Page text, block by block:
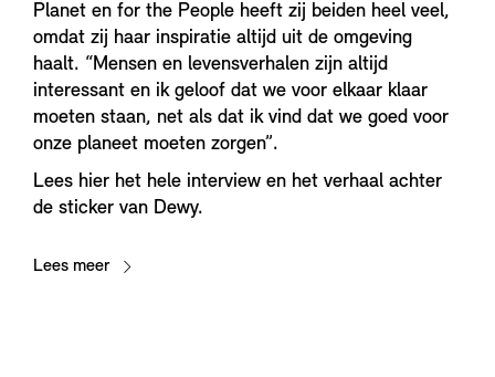
Planet en for the People heeft zij beiden heel veel,
omdat zij haar inspiratie altijd uit de omgeving
haalt. “Mensen en levensverhalen zijn altijd
interessant en ik geloof dat we voor elkaar klaar
moeten staan, net als dat ik vind dat we goed voor
onze planeet moeten zorgen”.
Lees hier het hele interview en het verhaal achter
de sticker van Dewy.
Lees meer